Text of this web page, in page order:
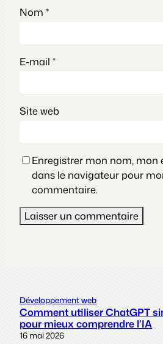
Nom *
E-mail *
Site web
Enregistrer mon nom, mon
dans le navigateur pour
commentaire.
Développement web
Comment utiliser ChatGPT
pour mieux comprendre l’IA
16 mai 2026